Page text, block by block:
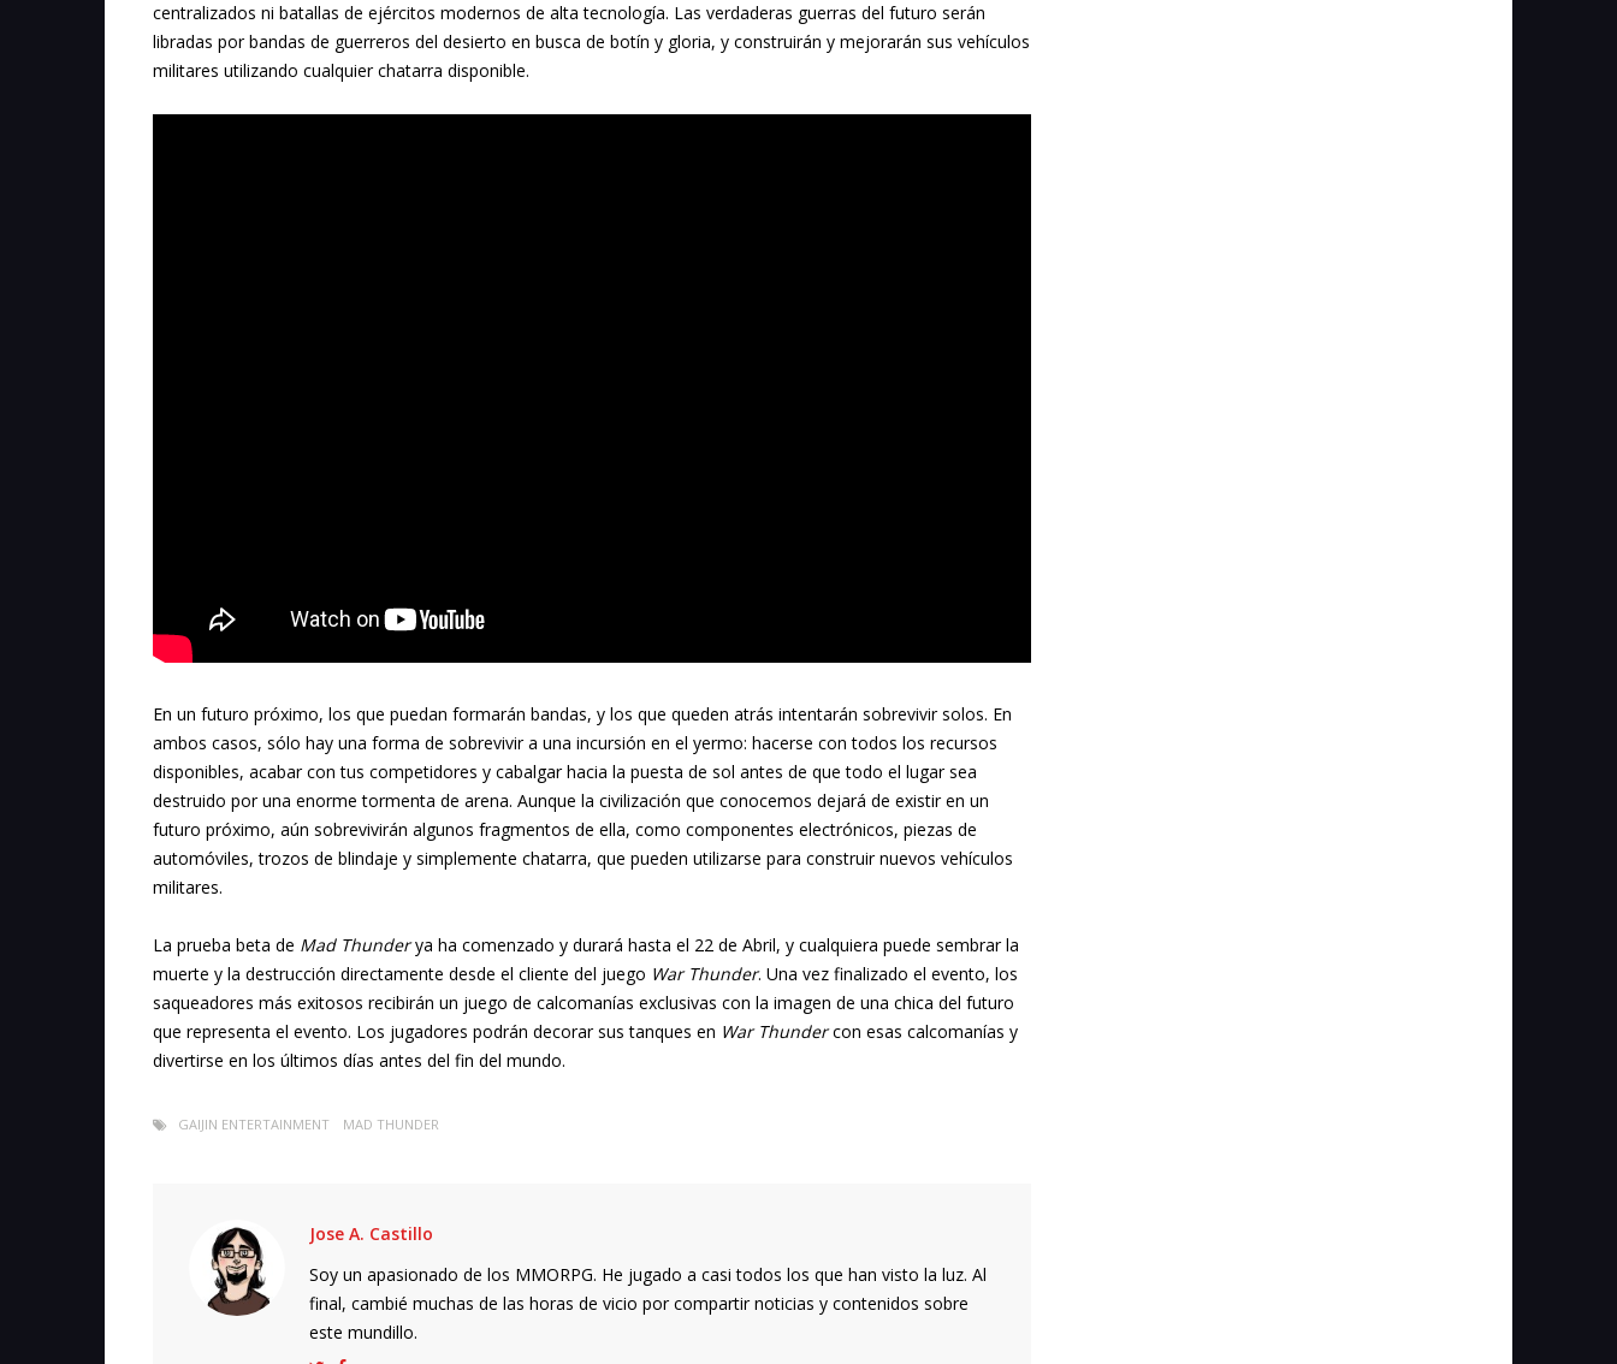
centralizados ni batallas de ejércitos modernos de alta tecnología. Las verdaderas guerras del futuro serán
libradas por bandas de guerreros del desierto en busca de botín y gloria, y construirán y mejorarán sus vehículos
militares utilizando cualquier chatarra disponible.
En un futuro próximo, los que puedan formarán bandas, y los que queden atrás intentarán sobrevivir solos. En
ambos casos, sólo hay una forma de sobrevivir a una incursión en el yermo: hacerse con todos los recursos
disponibles, acabar con tus competidores y cabalgar hacia la puesta de sol antes de que todo el lugar sea
destruido por una enorme tormenta de arena. Aunque la civilización que conocemos dejará de existir en un
futuro próximo, aún sobrevivirán algunos fragmentos de ella, como componentes electrónicos, piezas de
automóviles, trozos de blindaje y simplemente chatarra, que pueden utilizarse para construir nuevos vehículos
militares.
La prueba beta de Mad Thunderya ha comenzado y durará hasta el 22 de Abril, y cualquiera puede sembrar la
muerte y la destrucción directamente desde el cliente del juego War Thunder. Una vez finalizado el evento, los
saqueadores más exitosos recibirán un juego de calcomanías exclusivas con la imagen de una chica del futuro
que representa el evento. Los jugadores podrán decorar sus tanques en War Thundercon esas calcomanías y
divertirse en los últimos días antes del fin del mundo.
GAIJIN ENTERTAINMENT MAD THUNDER
Jose A. Castillo
Soy un apasionado de los MMORPG. He jugado a casi todos los que han visto la luz. Al
final, cambié muchas de las horas de vicio por compartir noticias y contenidos sobre
este mundillo.